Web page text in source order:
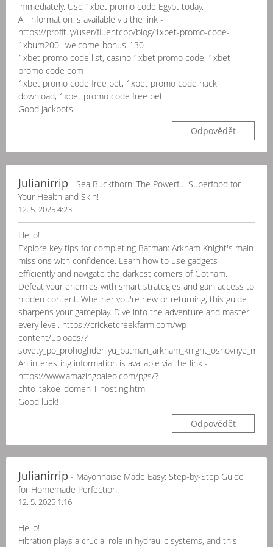
immediately. Use 1xbet promo code Egypt today.
All information is available via the link -
https://profit.ly/user/fluentcpp/blog/1xbet-promo-code-
1xbum200--welcome-bonus-130
1xbet promo code list, casino 1xbet promo code, 1xbet
promo code com
1xbet promo code free bet, 1xbet promo code hack
download, 1xbet promo code free bet
Good jackpots!
Odpovědět
Julianirrip - Sea Buckthorn: The Powerful Superfood for
Your Health and Skin!
12. 5. 2025 4:23
Hello!
Explore key tips for completing Batman: Arkham Knight's main
missions with confidence. Learn how to use gadgets
efficiently and navigate the darkest corners of Gotham.
Defeat your enemies with smart strategies and gain access to
hidden content. Whether you're new or returning, this guide
sharpens your gameplay. Dive into the adventure and master
every level. https://cricketcreekfarm.com/wp-
content/uploads/?
An interesting information is available via the link -
https://www.amazingpaleo.com/pgs/?
chto_takoe_domen_i_hosting.html
Good luck!
Odpovědět
Julianirrip - Mayonnaise Made Easy: Step-by-Step Guide
for Homemade Perfection!
12. 5. 2025 1:16
Hello!
Filtration plays a crucial role in hydraulic systems, and this